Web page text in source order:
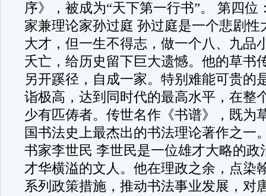
序》，被成为“天下第一行书”。 第四位
家兼理论家孙过庭 孙过庭是一个悲剧性
大才，但一生不得志，做一个八、九品
夭亡，给历史留下巨大遗憾。他的草书
另开蹊径，自成一家。特别难能可贵的
诣极高，达到同时代的最高水平，在整
少有匹俦者。传世名作《书谱》，既为
国书法史上最杰出的书法理论著作之一
书家李世民 李世民是一位雄才大略的政
才华横溢的文人。他在理政之余，点染
系列政策措施，推动书法事业发展，对